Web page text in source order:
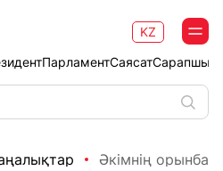
ПарламентСаясат
KZ
Әкімнің